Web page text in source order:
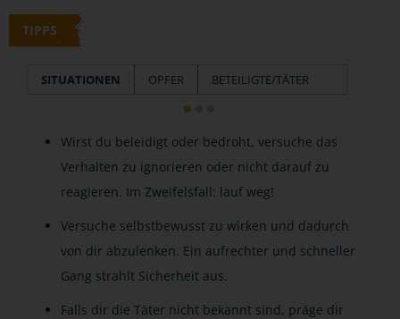
TIPPS
SITUATIONEN OPFER BETEILIGTE/TÄTER
Wirst du beleidigt oder bedroht, versuche das
Verhalten zu ignorieren oder nicht darauf zu
reagieren. Im Zweifelsfall: lauf weg!
Versuche selbstbewusst zu wirken und dadurch
von dir abzulenken. Ein aufrechter und schneller
Gang strahlt Sicherheit aus.
Falls dir die Täter nicht bekannt sind, präge dir